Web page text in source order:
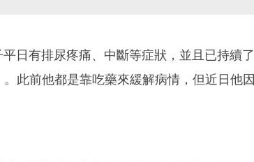
日有排尿疼痛、中斷等症狀，並且已持續了
此前他都是靠吃藥來緩解病情，但近日他因